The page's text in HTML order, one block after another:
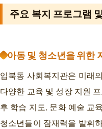
주요 복지 프로그램
아동 및 청소년을 위한
입북동 사회복지관은 미래
다양한 교육 및 성장 지원
후 학습 지도, 문화 예술 교
청소년들이 잠재력을 발휘